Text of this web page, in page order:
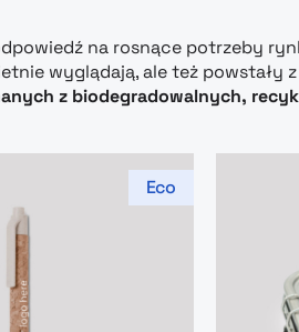
na rosnące potrzeby
wyglądają, ale też powstały
z biodegradowalnych,
Eco